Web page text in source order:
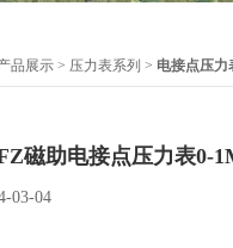
品展示 > 压力表系列 > 电接点压力
磁助电接点压力表0-
03-04